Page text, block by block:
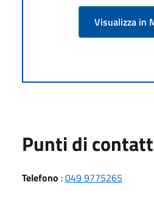
Visualizza in
Punti di
Telefono :049 9775265